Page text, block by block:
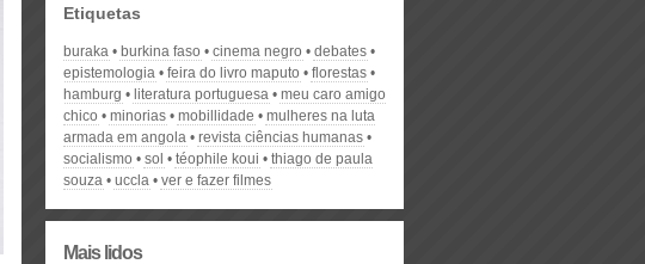
Etiquetas
buraka burkina faso cinema negro
debates
epistemologia
feira do livro maputo
florestas
hamburg
literatura portuguesa
meu caro amigo
chico
minorias mobillidade
mulheres na luta
armada em angola
revista ciências humanas
socialismo
sol téophile koui
thiago de paula
souza
uccla ver e fazer filmes
Mais lidos